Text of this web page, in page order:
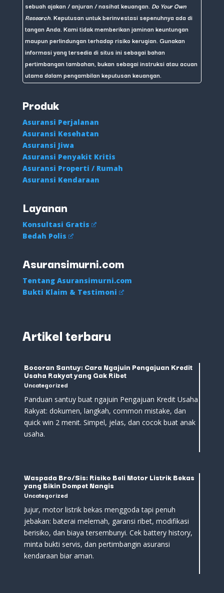
sebuah ajakan / anjuran / nasihat keuangan. Do Your Own
Research . Keputusan untuk berinvestasi sepenuhnya ada di
tangan Anda. Kami tidak memberikan jaminan keuntungan
maupun perlindungan terhadap risiko kerugian. Gunakan
informasi yang tersedia di situs ini sebagai bahan
pertimbangan tambahan, bukan sebagai instruksi atau acuan
utama dalam pengambilan keputusan keuangan.
Produk
Asuransi Perjalanan
Asuransi Kesehatan
Asuransi Jiwa
Asuransi Penyakit Kritis
Asuransi Properti / Rumah
Asuransi Kendaraan
Layanan
Konsultasi Gratis
Bedah Polis
Asuransimurni.com
Tentang Asuransimurni.com
Bukti Klaim & Testimoni
Artikel terbaru
Bocoran Santuy: Cara Ngajuin Pengajuan Kredit
Usaha Rakyat yang Gak Ribet
Uncategorized
Panduan santuy buat ngajuin Pengajuan Kredit Usaha
Rakyat: dokumen, langkah, common mistake, dan
quick win 2 menit. Simpel, jelas, dan cocok buat anak
usaha.
Waspada Bro/Sis: Risiko Beli Motor Listrik Bekas
yang Bikin Dompet Nangis
Uncategorized
Jujur, motor listrik bekas menggoda tapi penuh
jebakan: baterai melemah, garansi ribet, modifikasi
berisiko, dan biaya tersembunyi. Cek battery history,
minta bukti servis, dan pertimbangin asuransi
kendaraan biar aman.